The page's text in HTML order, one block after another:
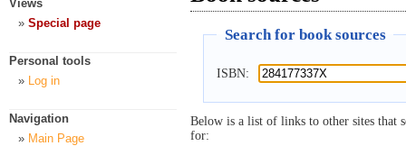
Search for book sources
ISBN:
Below is a list of links to other sites that
for:
Views
Special page
Personal tools
Log in
Navigation
Main Page